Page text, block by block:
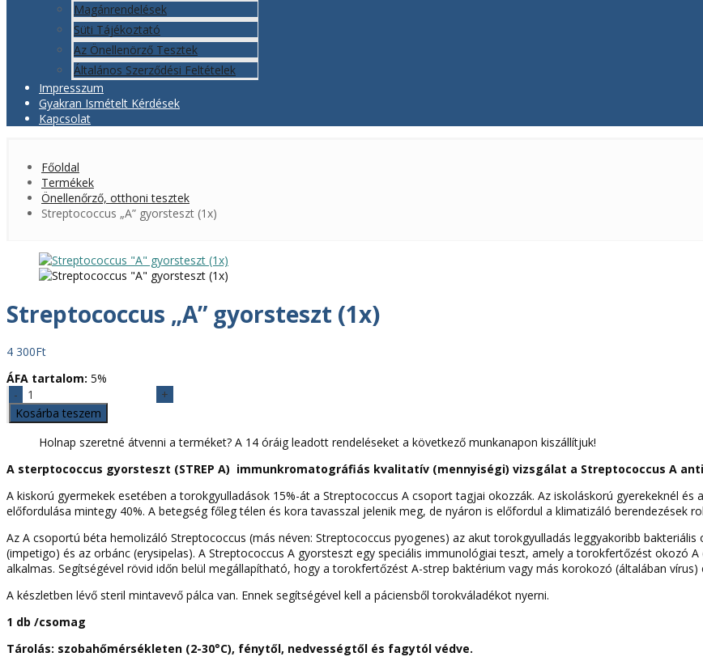
Magánrendelések
Süti Tájékoztató
Az Önellenörző Tesztek
Általános Szerződési Feltételek
Impresszum
Gyakran Ismételt Kérdések
Kapcsolat
Főoldal
Termékek
Önellenőrző, otthoni tesztek
Streptococcus „A” gyorsteszt (1x)
Streptococcus „A” gyorsteszt (1x)
4 300Ft
ÁFA tartalom: 5%
Streptococcus
"A"
gyorsteszt
(1x)
mennyiség
Kosárba teszem
Holnap szeretné átvenni a terméket? A 14 óráig leadott rendeléseket a következő munkanapon kiszállítjuk!
A sterptococcus gyorsteszt (STREP A) immunkromatográfiás kvalitatív (mennyiségi) vizsgálat a Streptococcus A
A kiskorú gyermekek esetében a torokgyulladások 15%-át a Streptococcus A csoport tagjai okozzák. Az iskoláskorú gyerekeknél
előfordulása mintegy 40%. A betegség főleg télen és kora tavasszal jelenik meg, de nyáron is előfordul a klimatizáló berendezések
Az A csoportú béta hemolizáló Streptococcus (más néven: Streptococcus pyogenes) az akut torokgyulladás leggyakoribb
(impetigo) és az orbánc (erysipelas). A Streptococcus A gyorsteszt egy speciális immunológiai teszt, amely a torokfertőzést okozó
alkalmas. Segítségével rövid időn belül megállapítható, hogy a torokfertőzést A-strep baktérium vagy más korokozó (általában
A készletben lévő steril mintavevő pálca van. Ennek segítségével kell a páciensből torokváladékot nyerni.
1 db /csomag
Tárolás: szobahőmérsékleten (2-30°C), fénytől, nedvességtől és fagytól védve.